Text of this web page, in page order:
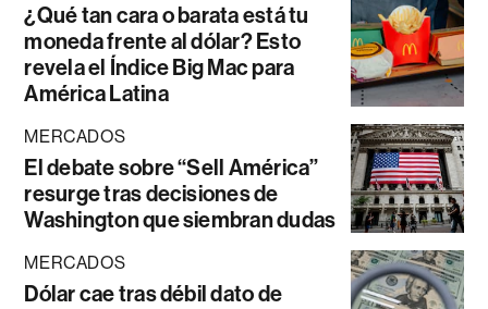
¿Qué tan cara o barata está tu
moneda frente al dólar? Esto
revela el Índice Big Mac para
América Latina
MERCADOS
El debate sobre “Sell América”
resurge tras decisiones de
Washington que siembran dudas
MERCADOS
Dólar cae tras débil dato de